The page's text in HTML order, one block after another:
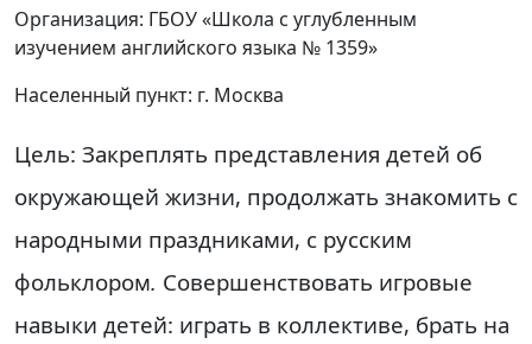
Организация: ГБОУ «Школа с углубленным
изучением английского языка № 1359»
Населенный пункт: г. Москва
Цель: Закреплять представления детей об
окружающей жизни, продолжать знакомить с
народными праздниками, с русским
фольклором. Совершенствовать игровые
навыки детей: играть в коллективе, брать на